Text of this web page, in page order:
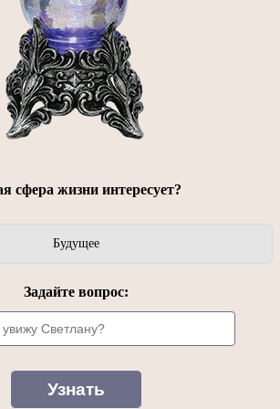
сфера жизни интересует?
Будущее
Задайте вопрос: